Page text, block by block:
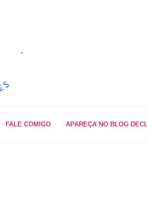
FALE COMIGO APAREÇA NO BLOG